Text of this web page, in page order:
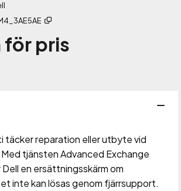
för pris
täcker reparation eller utbyte vid
tjänsten Advanced Exchange
en ersättningsskärm om
inte kan lösas genom fjärrsupport.